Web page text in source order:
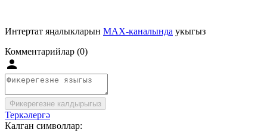
Интертат яңалыкларын MAX-каналында укыгыз
Комментарийлар (0)
Фикерегезне калдырыгыз
Теркәлергә
Калган символлар: